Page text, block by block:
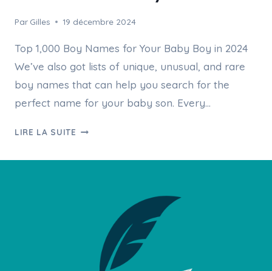
Par Gilles 19 décembre 2024
Top 1,000 Boy Names for Your Baby Boy in 2024
We’ve also got lists of unique, unusual, and rare
boy names that can help you search for the
perfect name for your baby son. Every…
LIRE LA SUITE BEST
FOR